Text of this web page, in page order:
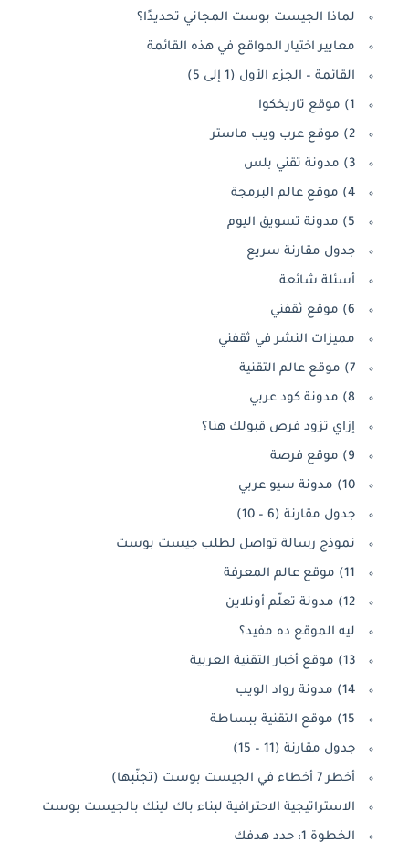
لماذا الجيست بوست المجاني تحديدًا؟
معايير اختيار المواقع في هذه القائمة
القائمة – الجزء الأول (1 إلى 5)
1) موقع تاريخكوا
2) موقع عرب ويب ماستر
3) مدونة تقني بلس
4) موقع عالم البرمجة
5) مدونة تسويق اليوم
جدول مقارنة سريع
أسئلة شائعة
6) موقع ثقفني
مميزات النشر في ثقفني
7) موقع عالم التقنية
8) مدونة كود عربي
إزاي تزود فرص قبولك هنا؟
9) موقع فرصة
10) مدونة سيو عربي
جدول مقارنة (6 – 10)
نموذج رسالة تواصل لطلب جيست بوست
11) موقع عالم المعرفة
12) مدونة تعلّم أونلاين
ليه الموقع ده مفيد؟
13) موقع أخبار التقنية العربية
14) مدونة رواد الويب
15) موقع التقنية ببساطة
جدول مقارنة (11 – 15)
أخطر 7 أخطاء في الجيست بوست (تجنّبها)
الاستراتيجية الاحترافية لبناء باك لينك بالجيست بوست
الخطوة 1: حدد هدفك